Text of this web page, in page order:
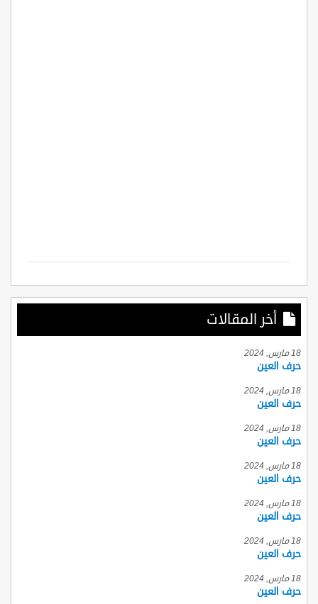
أخر المقالات
18 مارس, 2024
حرف العين
18 مارس, 2024
حرف العين
18 مارس, 2024
حرف العين
18 مارس, 2024
حرف العين
18 مارس, 2024
حرف العين
18 مارس, 2024
حرف العين
18 مارس, 2024
حرف العين